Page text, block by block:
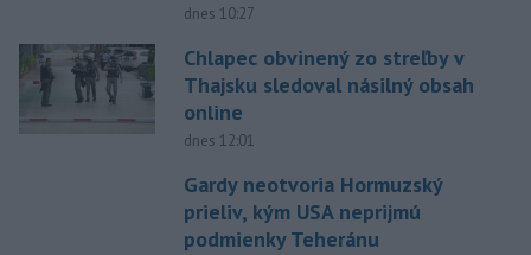
dnes 10:27
Chlapec obvinený zo streľby v
Thajsku sledoval násilný obsah
online
dnes 12:01
Gardy neotvoria Hormuzský
prieliv, kým USA neprijmú
podmienky Teheránu